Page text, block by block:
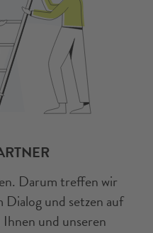
Darum treffen wir
und setzen auf
und unseren